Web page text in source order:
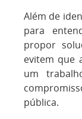
Além de
para
propor
evitem que
um
pública.